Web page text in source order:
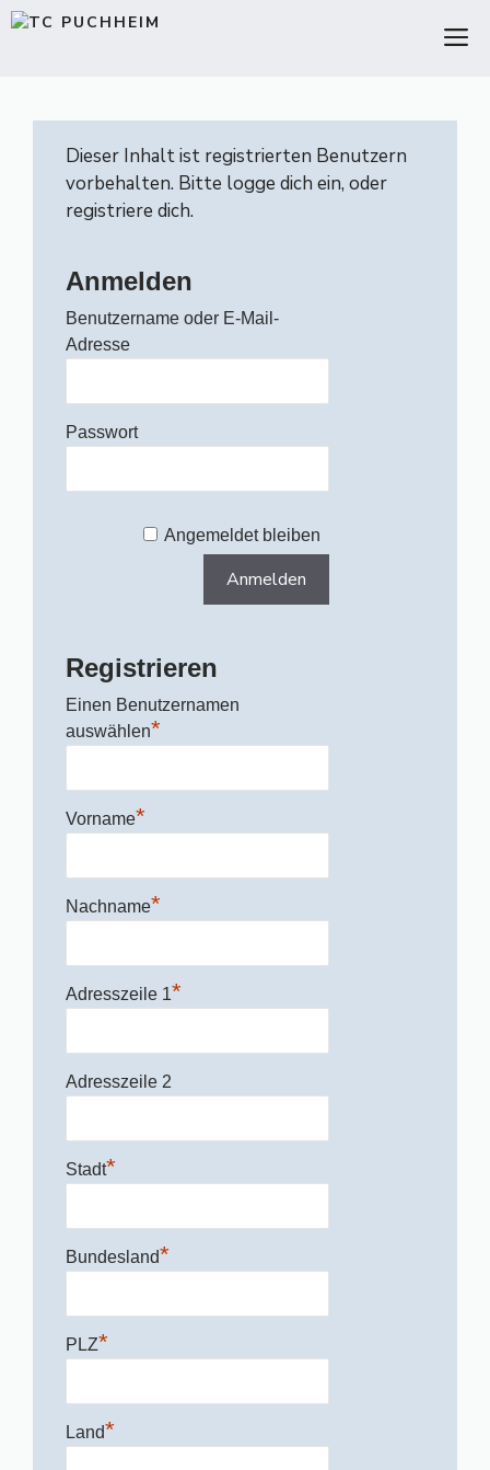
Zum
Dieser Inhalt ist registrierten Benutzern
vorbehalten. Bitte logge dich ein, oder
registriere dich.
Anmelden
Benutzername oder E-Mail-
Adresse
Passwort
Angemeldet bleiben
Registrieren
Einen Benutzernamen
auswählen*
Vorname*
Nachname*
Adresszeile 1*
Adresszeile 2
Stadt*
Bundesland*
PLZ*
Land*